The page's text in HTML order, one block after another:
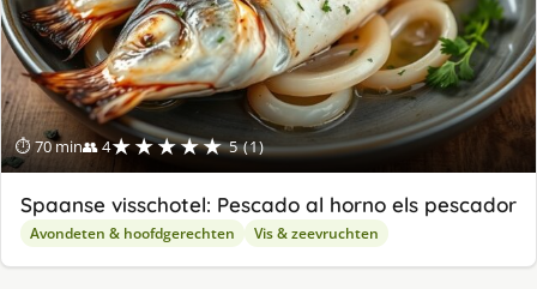
⏱ 70 min👥 4★★★★★ 5 (1)
Spaanse visschotel: Pescado al horno els pescador
Avondeten & hoofdgerechten Vis & zeevruchten